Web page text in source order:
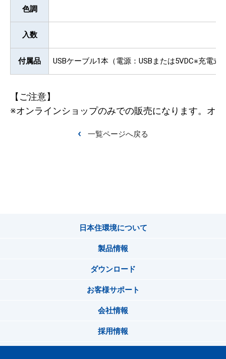
色調
入数
付属品 USBケーブル1本（電源：USBまたは5VDC※充電
【ご注意】
※オンラインショップのみでの販売になります。オ
一覧ページへ戻る
日本住環境について
製品情報
ダウンロード
お客様サポート
会社情報
採用情報